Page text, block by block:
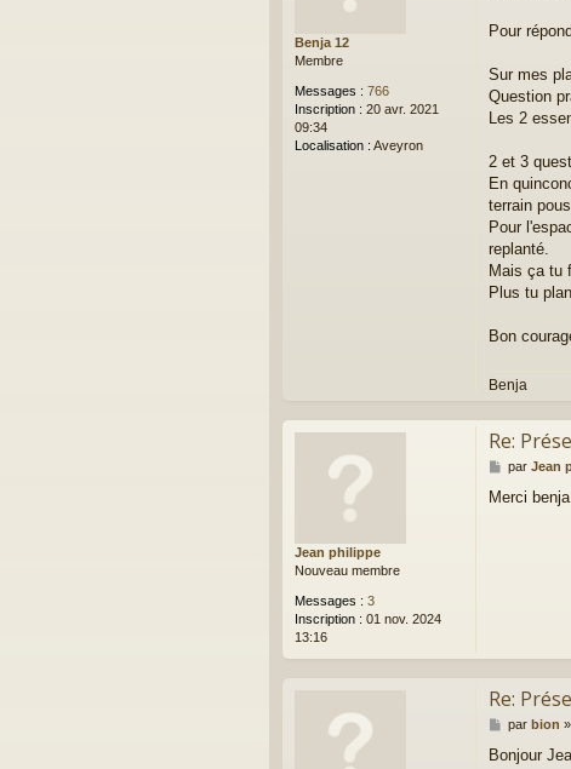
Benja 12
Membre
Messages : 766
Inscription : 20 avr. 2021
09:34
Localisation : Aveyron
a
Pour
Sur mes
Question
Les 2
2 et 3
En
terrain
Pour
replanté.
Mais ça tu
Plus tu
Bon
Benja
Jean philippe
Nouveau membre
Messages : 3
Inscription : 01 nov. 2024
13:16
Re:
M
s
par Jean
Merci
Re:
M
s
par bion »
Bonjour